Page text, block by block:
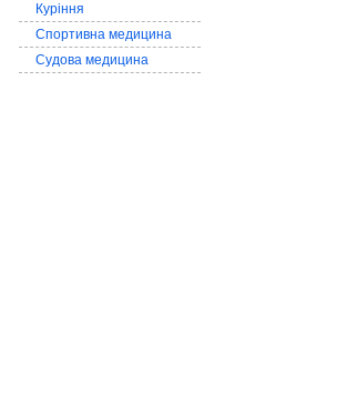
Куріння
Спортивна медицина
Судова медицина